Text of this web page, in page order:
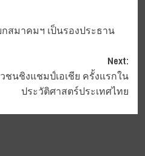
สมาคมฯ เป็นรองประธาน
Next:
ชนชิงแชมป์เอเชีย ครั้งแรกใน
ประวัติศาสตร์ประเทศไทย